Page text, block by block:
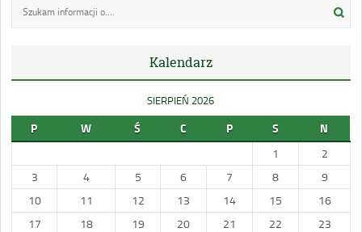
Kalendarz
SIERPIEŃ 2026
P W Ś C P S N
1
2
3
4 5 6 7 8
9
10
11 12 13 14 15
16
17
18 19 20 21 22
23